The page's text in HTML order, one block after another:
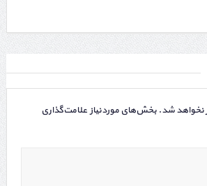
نخواهد شد. بخش‌های موردنیاز علامت‌گذاری